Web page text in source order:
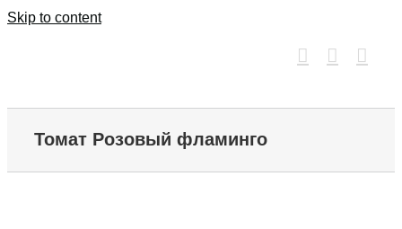
Skip to content
Томат Розовый фламинго